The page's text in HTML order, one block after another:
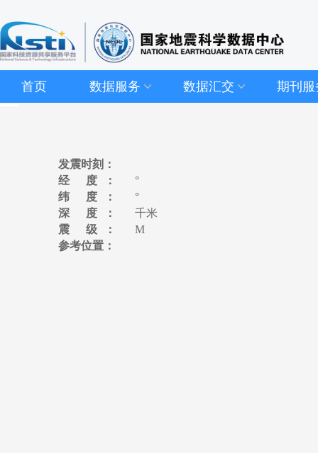
首页 数据服务 数据汇交 期刊服
发震时刻：
经 度：
°
纬 度：
°
深 度：
千米
震 级：
M
参考位置：